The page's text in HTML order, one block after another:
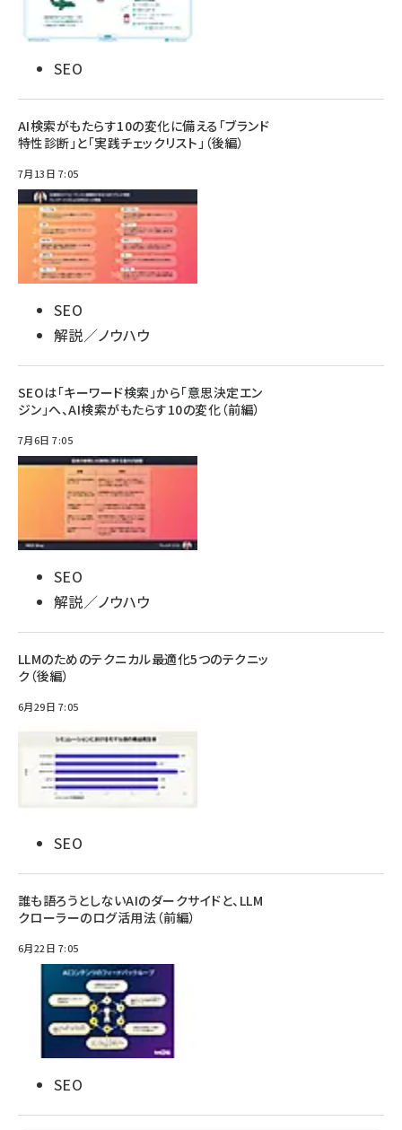
SEO
AI検索がもたらす10の変化に備える「ブランド
特性診断」と「実践チェックリスト」（後編）
7月13日 7:05
SEO
解説／ノウハウ
SEOは「キーワード検索」から「意思決定エン
ジン」へ、AI検索がもたらす10の変化（前編）
7月6日 7:05
SEO
解説／ノウハウ
LLMのためのテクニカル最適化5つのテクニッ
ク（後編）
6月29日 7:05
SEO
誰も語ろうとしないAIのダークサイドと、LLM
クローラーのログ活用法（前編）
6月22日 7:05
SEO